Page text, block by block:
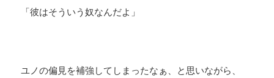
「彼はそういう奴なんだよ」
ユノの偏見を補強してしまったなぁ、と思いながら、